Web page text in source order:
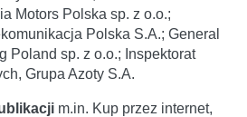
Motors Polska sp. z o.o.;
Polska S.A.; General
Poland sp. z o.o.; Inspektorat
Grupa Azoty S.A.
m.in. Kup przez internet,